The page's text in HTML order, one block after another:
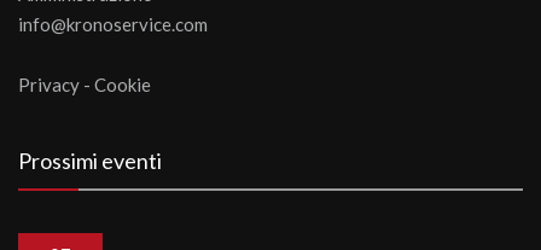
info@kronoservice.com
Privacy - Cookie
Prossimi eventi